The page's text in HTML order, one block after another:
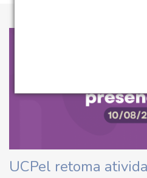
UCPel retoma